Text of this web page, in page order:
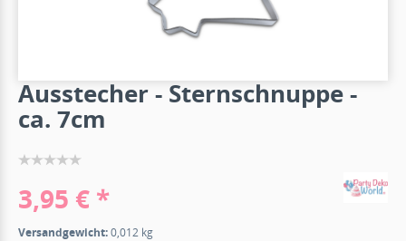
Ausstecher - Sternschnuppe -
ca. 7cm
3,95 € *
Versandgewicht:0,012 kg